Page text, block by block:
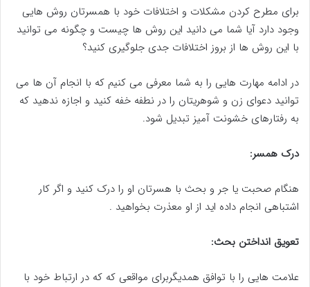
برای مطرح کردن مشکلات و اختلافات خود با همسرتان روش هایی
وجود دارد آیا شما می دانید این روش ها چیست و چگونه می توانید
با این روش ها از بروز اختلافات جدی جلوگیری کنید؟
در ادامه مهارت هایی را به شما معرفی می کنیم که با انجام آن ها می
توانید دعوای زن و شوهریتان را در نطفه خفه کنید و اجازه ندهید که
به رفتارهای خشونت آمیز تبدیل شود.
درک همسر:
هنگام صحبت یا جر و بحث با هسرتان او را درک کنید و اگر کار
اشتباهی انجام داده اید از او معذرت بخواهید .
تعویق انداختن بحث:
علامت هایی را با توافق همدیگربرای مواقعی که که در ارتباط خود با